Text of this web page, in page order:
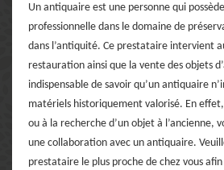
Un antiquaire est une personne qui
professionnelle dans le domaine de
dans l’antiquité. Ce prestataire intervient
restauration ainsi que la vente des objets
indispensable de savoir qu’un antiquaire
matériels historiquement valorisé. En
ou à la recherche d’un objet à l’ancienne,
une collaboration avec un antiquaire.
prestataire le plus proche de chez vous